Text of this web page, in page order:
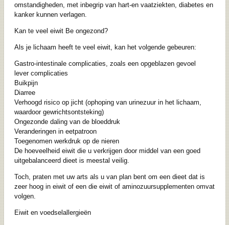
omstandigheden, met inbegrip van hart-en vaatziekten, diabetes en
kanker kunnen verlagen.
Kan te veel eiwit Be ongezond?
Als je lichaam heeft te veel eiwit, kan het volgende gebeuren:
Gastro-intestinale complicaties, zoals een opgeblazen gevoel
lever complicaties
Buikpijn
Diarree
Verhoogd risico op jicht (ophoping van urinezuur in het lichaam,
waardoor gewrichtsontsteking)
Ongezonde daling van de bloeddruk
Veranderingen in eetpatroon
Toegenomen werkdruk op de nieren
De hoeveelheid eiwit die u verkrijgen door middel van een goed
uitgebalanceerd dieet is meestal veilig.
Toch, praten met uw arts als u van plan bent om een ​​dieet dat is
zeer hoog in eiwit of een die eiwit of aminozuursupplementen omvat
volgen.
Eiwit en voedselallergieën